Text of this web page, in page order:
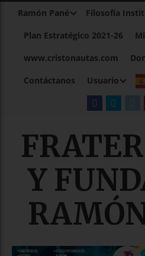
Ramón Pané
Filosofía
Plan Estratégico 2021-26
www.cristonautas.com
Contáctanos
Usuario
Y